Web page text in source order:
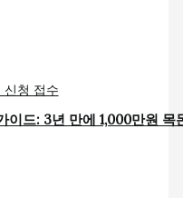
드: 3년 만에 1,000만원 목